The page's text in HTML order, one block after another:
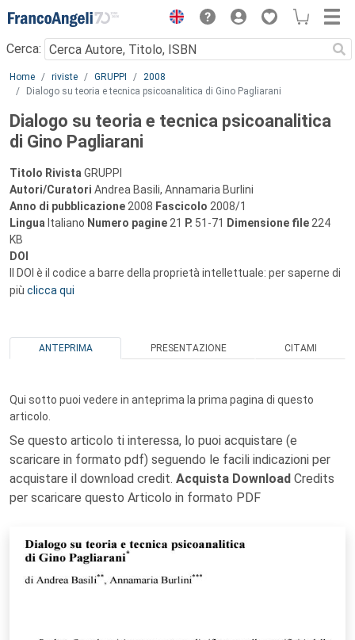
Menu
Cerca:
Main content
Home riviste GRUPPI
2008
Dialogo su teoria e tecnica psicoanalitica di Gino Pagliarani
Dialogo su teoria e tecnica psicoanalitica
di Gino Pagliarani
Titolo Rivista GRUPPI
Autori/Curatori Andrea Basili, Annamaria Burlini
Anno di pubblicazione 2008 Fascicolo 2008/1
Lingua Italiano Numero pagine 21 P. 51-71 Dimensione file 224
KB
DOI
Il DOI è il codice a barre della proprietà intellettuale: per saperne di
più clicca qui
ANTEPRIMA PRESENTAZIONE CITAMI
Qui sotto puoi vedere in anteprima la prima pagina di questo
articolo.
Se questo articolo ti interessa, lo puoi acquistare (e
scaricare in formato pdf) seguendo le facili indicazioni per
acquistare il download credit. Acquista Download Credits
per scaricare questo Articolo in formato PDF